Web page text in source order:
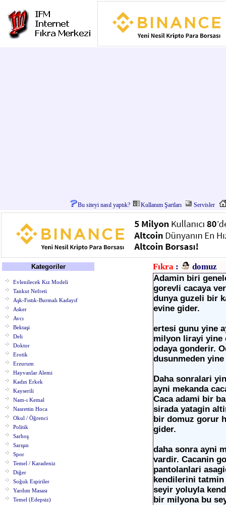
Bu siteyi nasıl yaptık? Kullanım Şartları Servisler
Kategoriler
Evlenilecek Kız Modeli
Tankut Nefreti
Aşk-Fıstık-Burmalı Kadayıf
Asker
Avcı
Bektaşi
Deli
Doktor
Erotik
Erzurum
Hayvanlar Alemi
Kadın Erkek
Kayserili
Nam-ı Kemal
Nasrettin Hoca
Okul / Öğrenci
Politik
Sarhoş
Sarışın
Spor
Temel / Karadeniz
Diğer
Soğuk Espiriler
Yardım Masası
Temel (Edepsiz)
Fıkra :
domuz
Adamin biri
gorevli cacaya
dunya guzeli bir
evine gider.
ertesi gunu yine
milyon lirayi yine
odaya gonderir.
dusunmeden
Daha sonralari
ayni mekanda
Caca adami bir
sirada yatagin
bir domuz gorur
gider.
daha sonra ayni
vardir. Cacanin
pantolanlari
kendilerini tatmin
seyir yoluyla
bir milyona bu